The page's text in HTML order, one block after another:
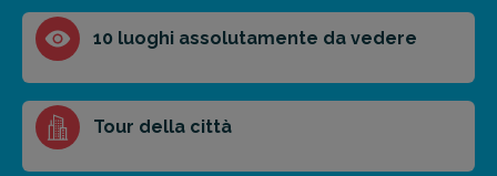
Breve Medio Punti chiave
Ottieni un preventivo personalizzato per la tua
prossima destinazione di viaggio.
10 luoghi assolutamente da vedere
Tour della città